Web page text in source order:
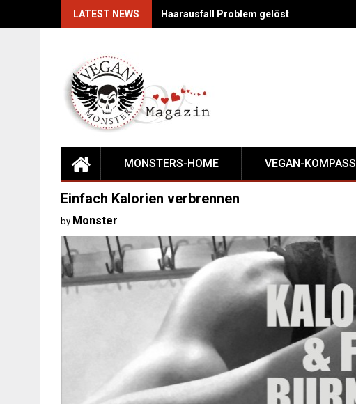
LATEST NEWS Haarausfall Problem gelöst
MONSTERS-HOME VEGAN-KOMPASS
Einfach Kalorien verbrennen
by Monster